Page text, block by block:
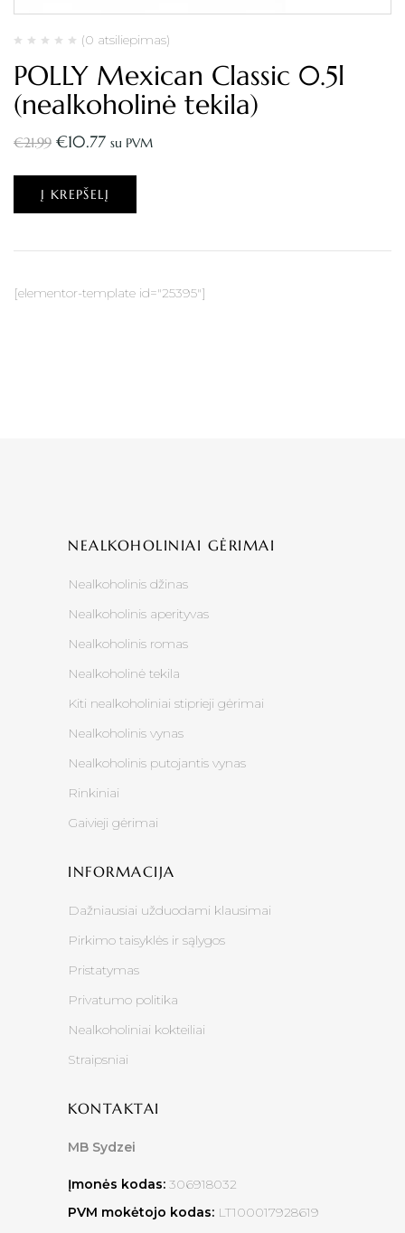
(0 atsiliepimas)
POLLY Mexican Classic 0.5l
(nealkoholinė tekila)
€21.99 €10.77 su PVM
Į KREPŠELĮ
[elementor-template id="25395"]
NEALKOHOLINIAI GĖRIMAI
Nealkoholinis džinas
Nealkoholinis aperityvas
Nealkoholinis romas
Nealkoholinė tekila
Kiti nealkoholiniai stiprieji gėrimai
Nealkoholinis vynas
Nealkoholinis putojantis vynas
Rinkiniai
Gaivieji gėrimai
INFORMACIJA
Dažniausiai užduodami klausimai
Pirkimo taisyklės ir sąlygos
Pristatymas
Privatumo politika
Nealkoholiniai kokteiliai
Straipsniai
KONTAKTAI
MB Sydzei
Įmonės kodas: 306918032
PVM mokėtojo kodas: LT100017928619